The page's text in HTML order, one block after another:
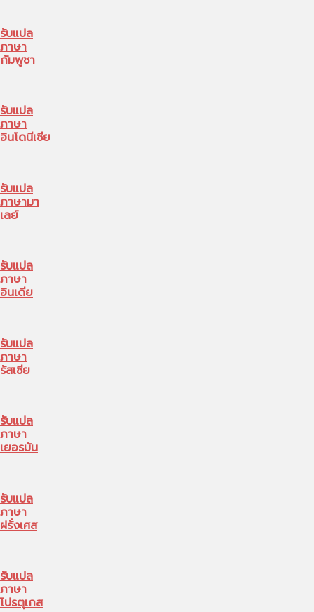
รับแปล
ภาษา
กัมพูชา
รับแปล
ภาษา
อินโดนีเซีย
รับแปล
ภาษามา
เลย์
รับแปล
ภาษา
อินเดีย
รับแปล
ภาษา
รัสเซีย
รับแปล
ภาษา
เยอรมัน
รับแปล
ภาษา
ฝรั่งเศส
รับแปล
ภาษา
โปรตุเกส